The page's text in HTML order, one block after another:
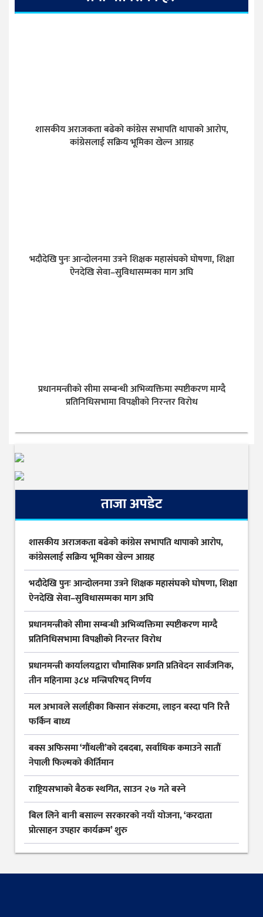
शासकीय अराजकता बढेको कांग्रेस सभापति थापाको आरोप,
कांग्रेसलाई सक्रिय भूमिका खेल्न आग्रह
भदौदेखि पुनः आन्दोलनमा उत्रने शिक्षक महासंघको घोषणा, शिक्षा
ऐनदेखि सेवा–सुविधासम्मका माग अघि
प्रधानमन्त्रीको सीमा सम्बन्धी अभिव्यक्तिमा स्पष्टीकरण माग्दै
प्रतिनिधिसभामा विपक्षीको निरन्तर विरोध
ताजा अपडेट
शासकीय अराजकता बढेको कांग्रेस सभापति थापाको आरोप,
कांग्रेसलाई सक्रिय भूमिका खेल्न आग्रह
भदौदेखि पुनः आन्दोलनमा उत्रने शिक्षक महासंघको घोषणा, शिक्षा
ऐनदेखि सेवा–सुविधासम्मका माग अघि
प्रधानमन्त्रीको सीमा सम्बन्धी अभिव्यक्तिमा स्पष्टीकरण माग्दै
प्रतिनिधिसभामा विपक्षीको निरन्तर विरोध
प्रधानमन्त्री कार्यालयद्वारा चौमासिक प्रगति प्रतिवेदन सार्वजनिक,
तीन महिनामा ३८४ मन्त्रिपरिषद् निर्णय
मल अभावले सर्लाहीका किसान संकटमा, लाइन बस्दा पनि रित्तै
फर्किन बाध्य
बक्स अफिसमा ‘गौंथली’को दबदबा, सर्वाधिक कमाउने सातौं
नेपाली फिल्मको कीर्तिमान
राष्ट्रियसभाको बैठक स्थगित, साउन २७ गते बस्ने
बिल लिने बानी बसाल्न सरकारको नयाँ योजना, ‘करदाता
प्रोत्साहन उपहार कार्यक्रम’ शुरु